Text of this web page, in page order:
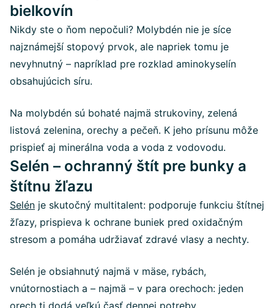
bielkovín
Nikdy ste o ňom nepočuli? Molybdén nie je síce
najznámejší stopový prvok, ale napriek tomu je
nevyhnutný – napríklad pre rozklad aminokyselín
obsahujúcich síru.
Na molybdén sú bohaté najmä strukoviny, zelená
listová zelenina, orechy a pečeň. K jeho prísunu môže
prispieť aj minerálna voda a voda z vodovodu.
Selén – ochranný štít pre bunky a
štítnu žľazu
Selén je skutočný multitalent: podporuje funkciu štítnej
žľazy, prispieva k ochrane buniek pred oxidačným
stresom a pomáha udržiavať zdravé vlasy a nechty.
Selén je obsiahnutý najmä v mäse, rybách,
vnútornostiach a – najmä – v para orechoch: jeden
orech ti dodá veľkú časť dennej potreby.